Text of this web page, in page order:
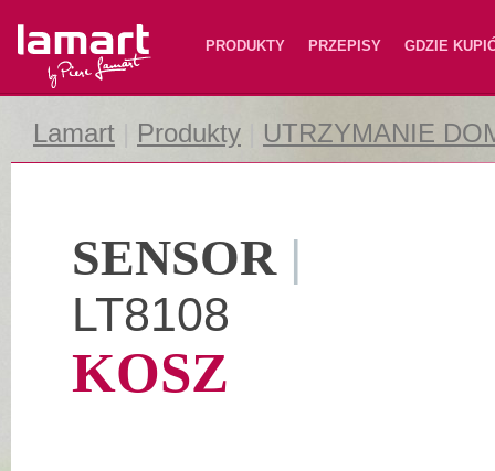
Lamart PRODUKTY PRZEPISY GDZIE
Lamart Produkty UTRZYMANIE
SENSOR|
LT8108
KOSZ